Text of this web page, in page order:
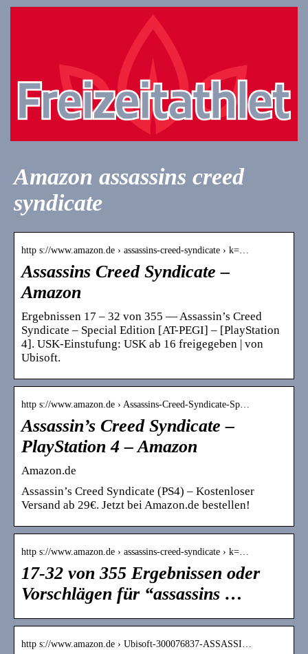
Amazon assassins creed
syndicate
http s://www.amazon.de › assassins-creed-syndicate › k=…
Assassins Creed Syndicate –
Amazon
Ergebnissen 17 – 32 von 355 — Assassin’s Creed
Syndicate – Special Edition [AT-PEGI] – [PlayStation
4]. USK-Einstufung: USK ab 16 freigegeben | von
Ubisoft.
http s://www.amazon.de › Assassins-Creed-Syndicate-Sp…
Assassin’s Creed Syndicate –
PlayStation 4 – Amazon
Amazon.de
Assassin’s Creed Syndicate (PS4) – Kostenloser
Versand ab 29€. Jetzt bei Amazon.de bestellen!
http s://www.amazon.de › assassins-creed-syndicate › k=…
17-32 von 355 Ergebnissen oder
Vorschlägen für “assassins …
http s://www.amazon.de › Ubisoft-300076837-ASSASSI…